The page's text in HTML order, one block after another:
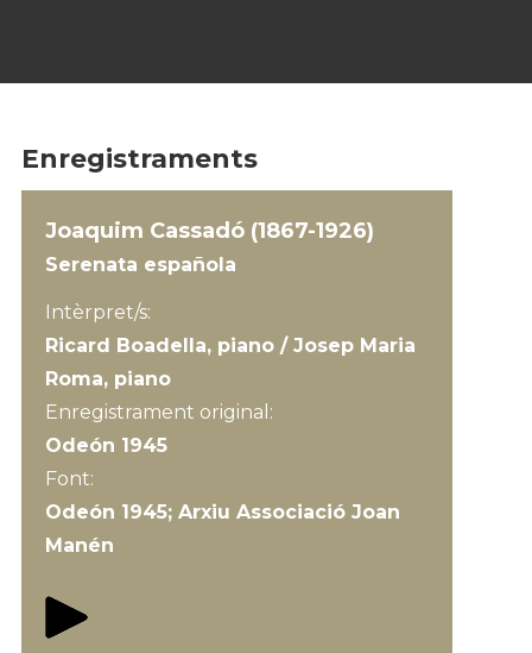
Enregistraments
Joaquim Cassadó (1867-1926)
Serenata española
Intèrpret/s:
Ricard Boadella, piano / Josep Maria
Roma, piano
Enregistrament original:
Odeón 1945
Font:
Odeón 1945; Arxiu Associació Joan
Manén